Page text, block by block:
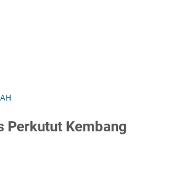
Perkutut Kembang